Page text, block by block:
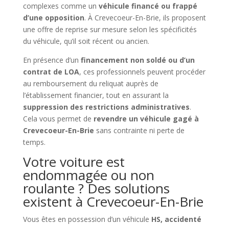
complexes comme un véhicule financé ou frappé
d’une opposition. À Crevecoeur-En-Brie, ils proposent
une offre de reprise sur mesure selon les spécificités
du véhicule, qu’il soit récent ou ancien.
En présence d’un financement non soldé ou d’un
contrat de LOA, ces professionnels peuvent procéder
au remboursement du reliquat auprès de
l’établissement financier, tout en assurant la
suppression des restrictions administratives.
Cela vous permet de revendre un véhicule gagé à
Crevecoeur-En-Brie sans contrainte ni perte de
temps.
Votre voiture est
endommagée ou non
roulante ? Des solutions
existent à Crevecoeur-En-Brie
Vous êtes en possession d’un véhicule HS, accidenté